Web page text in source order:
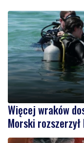
Więcej wraków
Morski